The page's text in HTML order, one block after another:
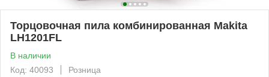
Торцовочная пила комбинированная Makita
LH1201FL
В наличии
Код: 40093
Розница